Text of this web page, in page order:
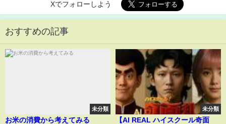
Xでフォローしよう
おすすめの記事
未分類
お米の消費から考えてみる
未分類
【AI REAL ハイスクール奇面